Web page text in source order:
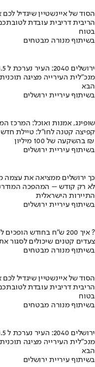
הסוד של איינשטיין שיגדיל
הריבית דריבית עובדת
בטוח
בשיתוף מנורה מבטחים
ירושלים 2040: העיר נערכת ל 1.5 מליון תושבים
מנכ"לית העירייה מציגה
הבא
בשיתוף עיריית ירושלים
שופינג, אמנות ואוכל: המרכז
קפיצה קטנה לחו"ל: טיילת
בהשקעה של 100 מיליון ₪
בשיתוף עיריית ירושלים
כך ירושלים ממציאה את עצמה
לא רק קודש – המהפכה
התיירות הישראלית
בשיתוף עיריית ירושלים
איך 200 ש"ח בחודש הופכים ל140 אלף ?
צעדים קטנים שיכולים לסגור
בשיתוף מנורה מבטחים
הסוד של איינשטיין שיגדיל
הריבית דריבית עובדת
בטוח
בשיתוף מנורה מבטחים
ירושלים 2040: העיר נערכת ל 1.5 מליון תושבים
מנכ"לית העירייה מציגה
הבא
בשיתוף עיריית ירושלים